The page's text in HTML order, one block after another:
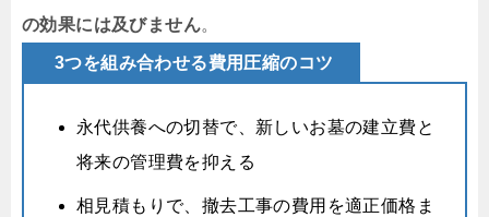
の効果には及びません。
3つを組み合わせる費用圧縮のコツ
永代供養への切替で、新しいお墓の建立費と
将来の管理費を抑える
相見積もりで、撤去工事の費用を適正価格ま